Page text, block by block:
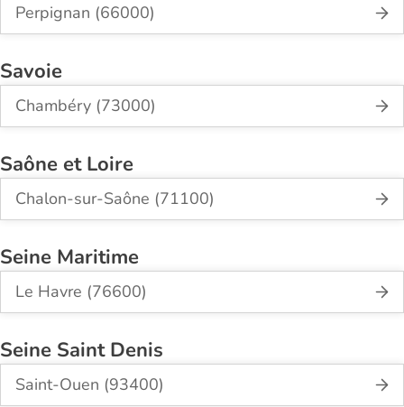
Perpignan (66000)
Savoie
Chambéry (73000)
Saône et Loire
Chalon-sur-Saône (71100)
Seine Maritime
Le Havre (76600)
Seine Saint Denis
Saint-Ouen (93400)